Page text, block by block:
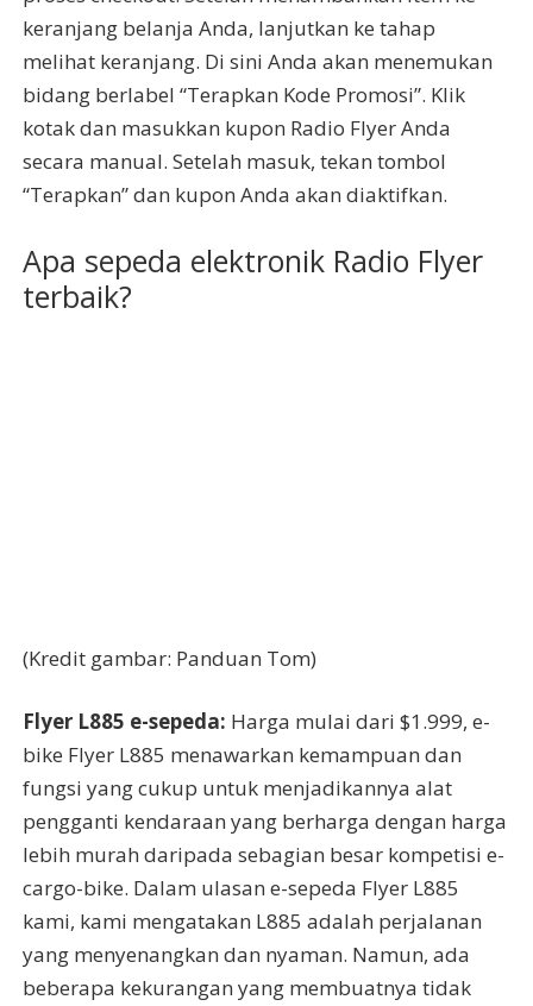
keranjang belanja Anda, lanjutkan ke tahap
melihat keranjang. Di sini Anda akan menemukan
bidang berlabel “Terapkan Kode Promosi”. Klik
kotak dan masukkan kupon Radio Flyer Anda
secara manual. Setelah masuk, tekan tombol
“Terapkan” dan kupon Anda akan diaktifkan.
Apa sepeda elektronik Radio Flyer
terbaik?
(Kredit gambar: Panduan Tom)
Flyer L885 e-sepeda: Harga mulai dari $1.999, e-
bike Flyer L885 menawarkan kemampuan dan
fungsi yang cukup untuk menjadikannya alat
pengganti kendaraan yang berharga dengan harga
lebih murah daripada sebagian besar kompetisi e-
cargo-bike. Dalam ulasan e-sepeda Flyer L885
kami, kami mengatakan L885 adalah perjalanan
yang menyenangkan dan nyaman. Namun, ada
beberapa kekurangan yang membuatnya tidak